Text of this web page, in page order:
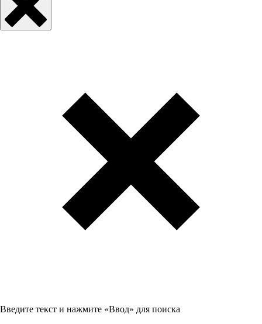
Введите текст и нажмите «Ввод» для поиска